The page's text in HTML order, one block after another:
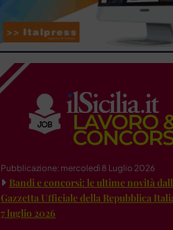
Pubblicazione: mercoledì 8 Luglio 2026
Bandi e concorsi: le ultime novità
Gazzetta Ufficiale della Repubblica
7 luglio 2026